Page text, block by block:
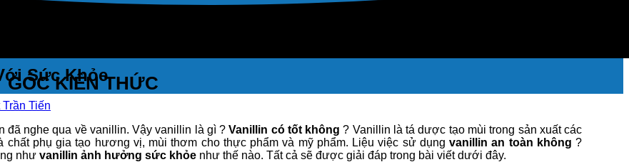
GÓC KIẾN THỨC
Sức Khỏe
Tiến
đã nghe qua về vanillin. Vậy vanillin là gì ?Vanillin có tốt không ? Vanillin là tá dược tạo mùi trong sản xuất các
phụ gia tạo hương vị, mùi thơm cho thực phẩm và mỹ phẩm. Liệu việc sử dụng vanillin an toàn không ?
như vanillin ảnh hưởng sức khỏe như thế nào. Tất cả sẽ được giải đáp trong bài viết dưới đây.